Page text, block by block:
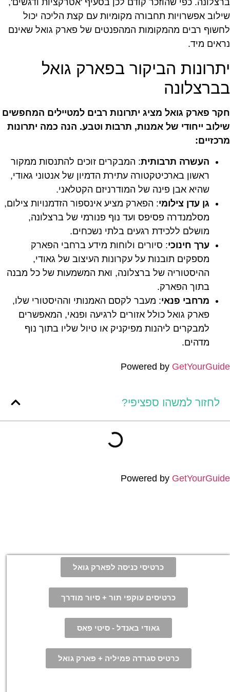
ברצלונה. כפי שהוזכר קודם לכן בסעיף 'אטרקציות ודגשים',
שילוב אפשרויות תחבורה מקומיות עם קצת הליכה יכול
לחשוף רבים מהמקומות המהפנטים של פארק גואל שאינם
נראים מיד.
יתרונות הביקור בפארק גואל
בברצלונה
חקר פארק גואל מציג יתרונות רבים למטיילים המחפשים
שילוב ייחודי של אמנות, תרבות וטבע. הנה כמה יתרונות
מרכזיים:
העשרה תרבותית: המבקרים זוכים להתנסות ממקור
ראשון בארכיטקטורה עתירת הדמיון של אנטוני גאודי,
שהיא אבן פינה של המודרניזם הקטלאני.
גן עדן צילומי: הפארק מציע אינספור הזדמנויות צילום,
מסלמנדרה פסיפס ועד נוף פנורמי של ברצלונה,
מושלם ללכידת רגעים בלתי נשכחים.
ערך חינוכי: סיורים ולוחות מידע ברחבי הפארק
מספקים תובנות על עקרונות העיצוב של גאודי,
ההיסטוריה של ברצלונה, ואת המשמעות של כל מבנה
בתוך הפארק.
מרחבי פנאי: מעבר לקסם האמנותי וההיסטורי שלו,
פארק גואל כולל אזורים לרגיעה ופנאי, המאפשרים
למבקרים ליהנות מפיקניק או טיול שליו בתוך נוף
מדהים.
Powered by GetYourGuide
לחזור למשהו ספציפי?
Powered by GetYourGuide
כרטיסי כניסה לפארק גואל
כרטיסים עוקפי תור + סיור מודרך
גאודי באנדל - סיטי פאס
כרטיס סגרדה פמיליה + פארק גואל